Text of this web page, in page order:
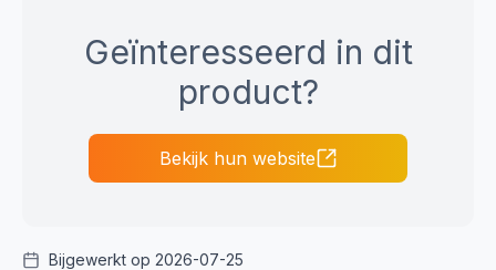
Geïnteresseerd in dit
product?
Bekijk hun website
Bijgewerkt op 2026-07-25